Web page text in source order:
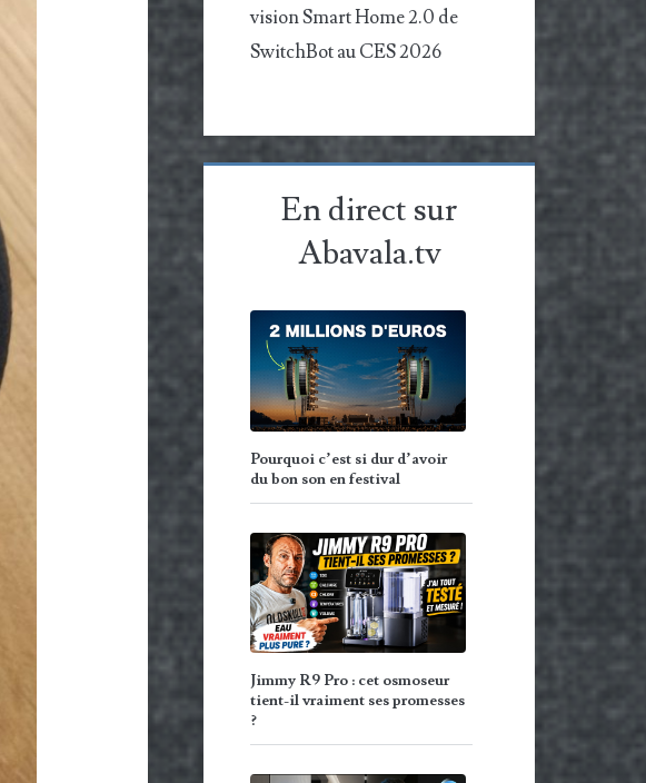
vision Smart Home 2.0 de
SwitchBot au CES 2026
En direct sur
Abavala.tv
Pourquoi c’est si dur d’avoir
du bon son en festival
Jimmy R9 Pro : cet osmoseur
tient-il vraiment ses promesses
?